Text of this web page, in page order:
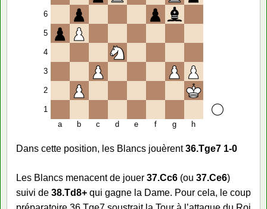
6
5
4
3
2
1
a
b c d e f g h
Dans cette position, les Blancs jouèrent36.Tge7 1-0
Les Blancs menacent de jouer 37.Cc6 (ou 37.Ce6)
suivi de 38.Td8+ qui gagne la Dame. Pour cela, le coup